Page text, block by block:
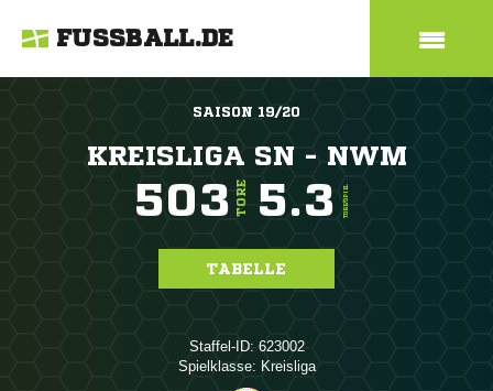
FUSSBALL.DE
SAISON 19/20
KREISLIGA SN - NWM
503 TORE 5.3 TORE/SPIEL
TABELLE
Staffel-ID: 623002
Spielklasse: Kreisliga